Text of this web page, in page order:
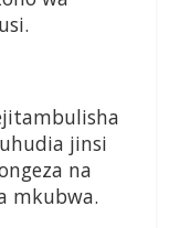
jinsi
na
mkubwa.